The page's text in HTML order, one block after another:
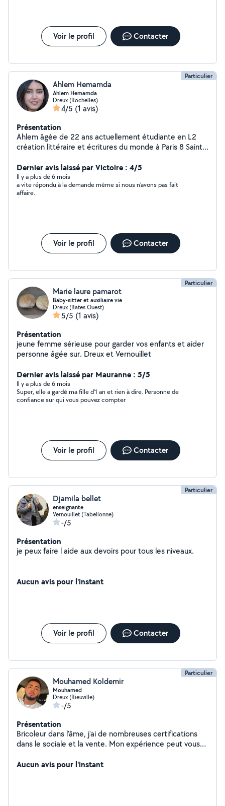
Voir le profil Contacter
Particulier
Ahlem Hemamda
Ahlem Hemamda
Dreux (Rochelles)
4/5 (1 avis)
Présentation
Ahlem âgée de 22 ans actuellement étudiante en L2
création littéraire et écritures du monde à Paris 8 Saint-
Dernier avis laissé par Victoire : 4/5
Il y a plus de 6 mois
a vite répondu à la demande même si nous n’avons pas fait
affaire.
Voir le profil Contacter
Particulier
Marie laure pamarot
Baby-sitter et auxiliaire vie
Dreux (Bates Ouest)
5/5 (1 avis)
Présentation
jeune femme sérieuse pour garder vos enfants et aider
personne âgée sur. Dreux et Vernouillet
Dernier avis laissé par Mauranne : 5/5
Il y a plus de 6 mois
Super, elle a gardé ma fille d'1 an et rien à dire. Personne de
confiance sur qui vous pouvez compter
Voir le profil Contacter
Particulier
Djamila bellet
enseignante
Vernouillet (Tabellonne)
-/5
Présentation
je peux faire l aide aux devoirs pour tous les niveaux.
Aucun avis pour l'instant
Voir le profil Contacter
Particulier
Mouhamed Koldemir
Mouhamed
Dreux (Rieuville)
-/5
Présentation
Bricoleur dans l'âme, j'ai de nombreuses certifications
dans le sociale et la vente. Mon expérience peut vous
Aucun avis pour l'instant